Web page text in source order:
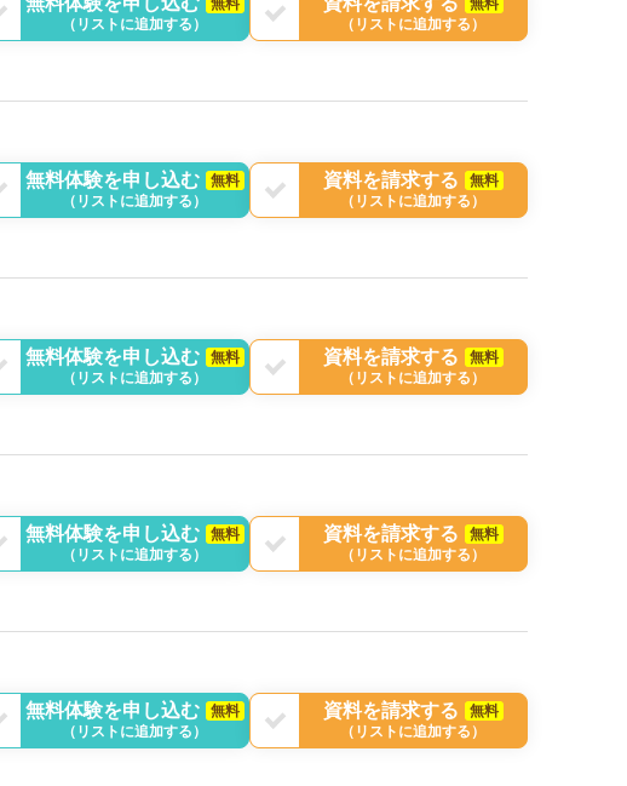
（リストに追加する）
（リストに追加する）
無料体験を申し込む
無料
（リストに追加する）
資料を請求する
無料
（リストに追加する）
無料体験を申し込む
無料
（リストに追加する）
資料を請求する
無料
（リストに追加する）
無料体験を申し込む
無料
（リストに追加する）
資料を請求する
無料
（リストに追加する）
無料体験を申し込む
無料
（リストに追加する）
資料を請求する
無料
（リストに追加する）